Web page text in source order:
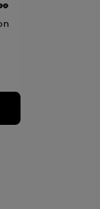
ermöglichen
Besucher
zu
Dein
bezüglich der